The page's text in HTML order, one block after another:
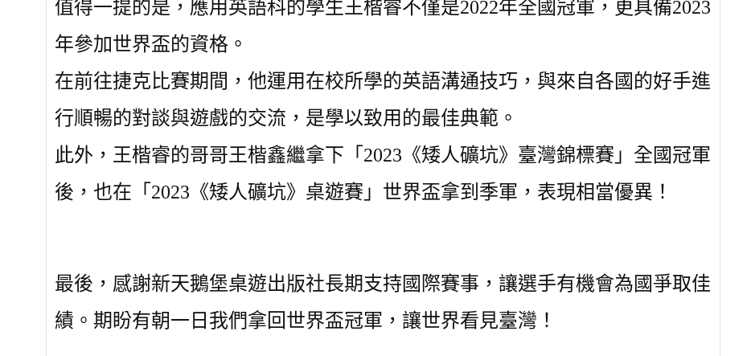
值得一提的是，應用英語科的學生王楷睿不僅是2022年全國冠軍，更具備2023
年參加世界盃的資格。
在前往捷克比賽期間，他運用在校所學的英語溝通技巧，與來自各國的好手進
行順暢的對談與遊戲的交流，是學以致用的最佳典範。
此外，王楷睿的哥哥王楷鑫繼拿下「2023《矮人礦坑》臺灣錦標賽」全國冠軍
後，也在「2023《矮人礦坑》桌遊賽」世界盃拿到季軍，表現相當優異！
最後，感謝新天鵝堡桌遊出版社長期支持國際賽事，讓選手有機會為國爭取佳
績。期盼有朝一日我們拿回世界盃冠軍，讓世界看見臺灣！